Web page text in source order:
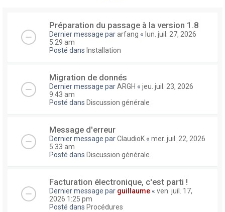
Préparation du passage à la version 1.8
Dernier message pararfang « lun. juil. 27, 2026
5:29 am
Posté dans Installation
Migration de donnés
Dernier message parARGH « jeu. juil. 23, 2026
9:43 am
Posté dans Discussion générale
Message d'erreur
Dernier message parClaudioK « mer. juil. 22, 2026
5:33 am
Posté dans Discussion générale
Facturation électronique, c'est parti !
Dernier message par guillaume « ven. juil. 17,
2026 1:25 pm
Posté dans Procédures